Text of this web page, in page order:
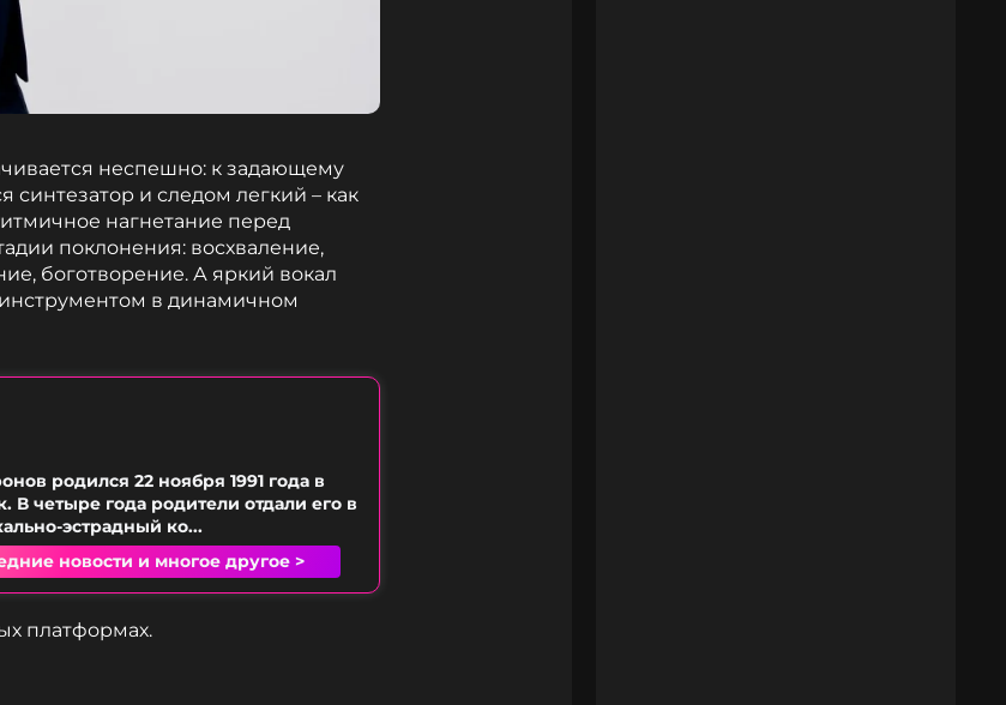
неспешно: к задающему
синтезатор и следом легкий – как
нагнетание перед
поклонения: восхваление,
боготворение. А яркий вокал
в динамичном
родился 22 ноября 1991 года в
В четыре года родители отдали его в
эстрадный ко...
новости и многое другое >
платформах.